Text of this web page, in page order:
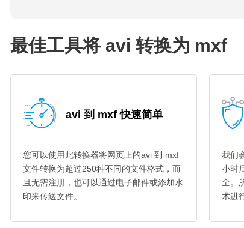
最佳工具将 avi 转换为 mxf
avi 到 mxf 快速简单
您可以使用此转换器将网页上的avi 到 mxf
文件转换为超过250种不同的文件格式，而
且无需注册，也可以通过电子邮件或添加水
印来传送文件。
我们
小时
全。
术进